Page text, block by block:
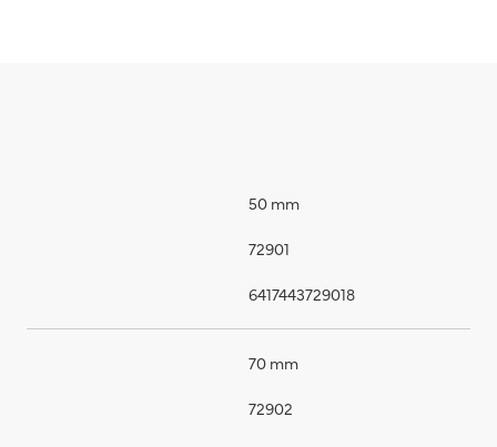
50 mm
72901
6417443729018
70 mm
72902